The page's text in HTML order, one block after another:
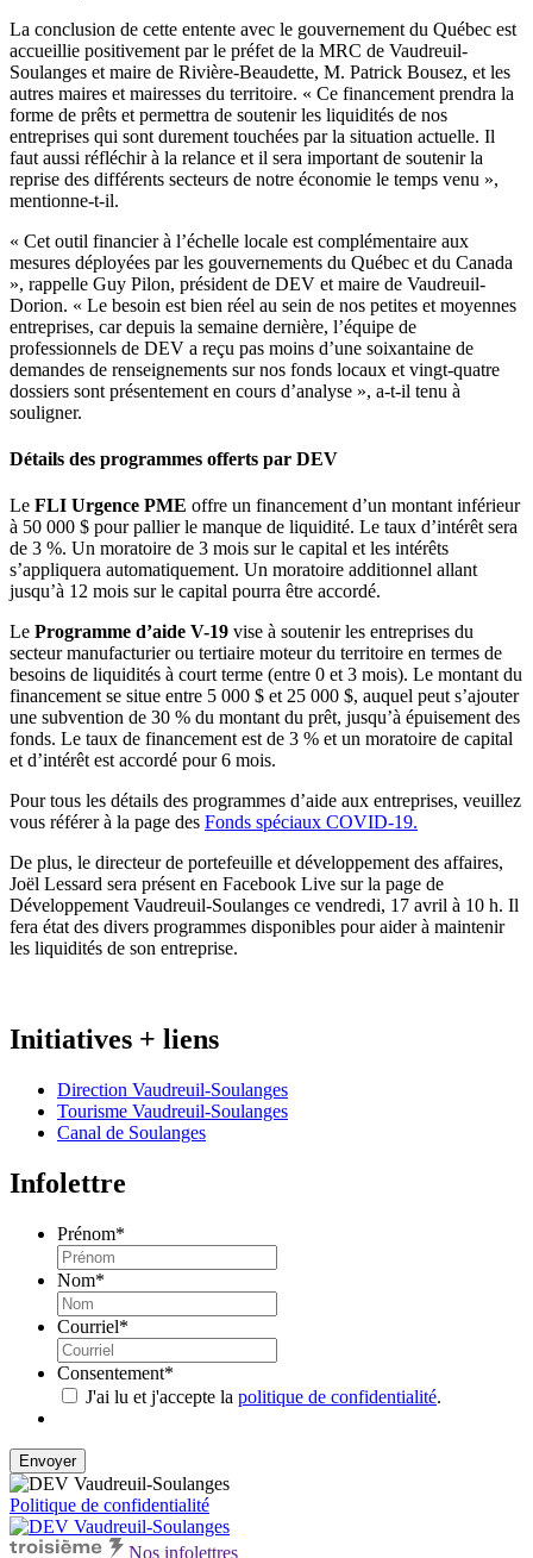
La conclusion de cette entente avec le gouvernement du Québec est
accueillie positivement par le préfet de la MRC de Vaudreuil-
Soulanges et maire de Rivière-Beaudette, M. Patrick Bousez, et les
autres maires et mairesses du territoire. « Ce financement prendra la
forme de prêts et permettra de soutenir les liquidités de nos
entreprises qui sont durement touchées par la situation actuelle. Il
faut aussi réfléchir à la relance et il sera important de soutenir la
reprise des différents secteurs de notre économie le temps venu »,
mentionne-t-il.
« Cet outil financier à l’échelle locale est complémentaire aux
mesures déployées par les gouvernements du Québec et du Canada
», rappelle Guy Pilon, président de DEV et maire de Vaudreuil-
Dorion. « Le besoin est bien réel au sein de nos petites et moyennes
entreprises, car depuis la semaine dernière, l’équipe de
professionnels de DEV a reçu pas moins d’une soixantaine de
demandes de renseignements sur nos fonds locaux et vingt-quatre
dossiers sont présentement en cours d’analyse », a-t-il tenu à
souligner.
Détails des programmes offerts par DEV
Le FLI Urgence PME offre un financement d’un montant inférieur
à 50 000 $ pour pallier le manque de liquidité. Le taux d’intérêt sera
de 3 %. Un moratoire de 3 mois sur le capital et les intérêts
s’appliquera automatiquement. Un moratoire additionnel allant
jusqu’à 12 mois sur le capital pourra être accordé.
Le Programme d’aide V-19 vise à soutenir les entreprises du
secteur manufacturier ou tertiaire moteur du territoire en termes de
besoins de liquidités à court terme (entre 0 et 3 mois). Le montant du
financement se situe entre 5 000 $ et 25 000 $, auquel peut s’ajouter
une subvention de 30 % du montant du prêt, jusqu’à épuisement des
fonds. Le taux de financement est de 3 % et un moratoire de capital
et d’intérêt est accordé pour 6 mois.
Pour tous les détails des programmes d’aide aux entreprises, veuillez
vous référer à la page des Fonds spéciaux COVID-19.
De plus, le directeur de portefeuille et développement des affaires,
Joël Lessard sera présent en Facebook Live sur la page de
Développement Vaudreuil-Soulanges ce vendredi, 17 avril à 10 h. Il
fera état des divers programmes disponibles pour aider à maintenir
les liquidités de son entreprise.
Initiatives + liens
Direction Vaudreuil-Soulanges
Tourisme Vaudreuil-Soulanges
Canal de Soulanges
Infolettre
Prénom*
Nom*
Courriel*
Consentement*
J'ai lu et j'accepte la politique de confidentialité.
Politique de confidentialité
Nos infolettres